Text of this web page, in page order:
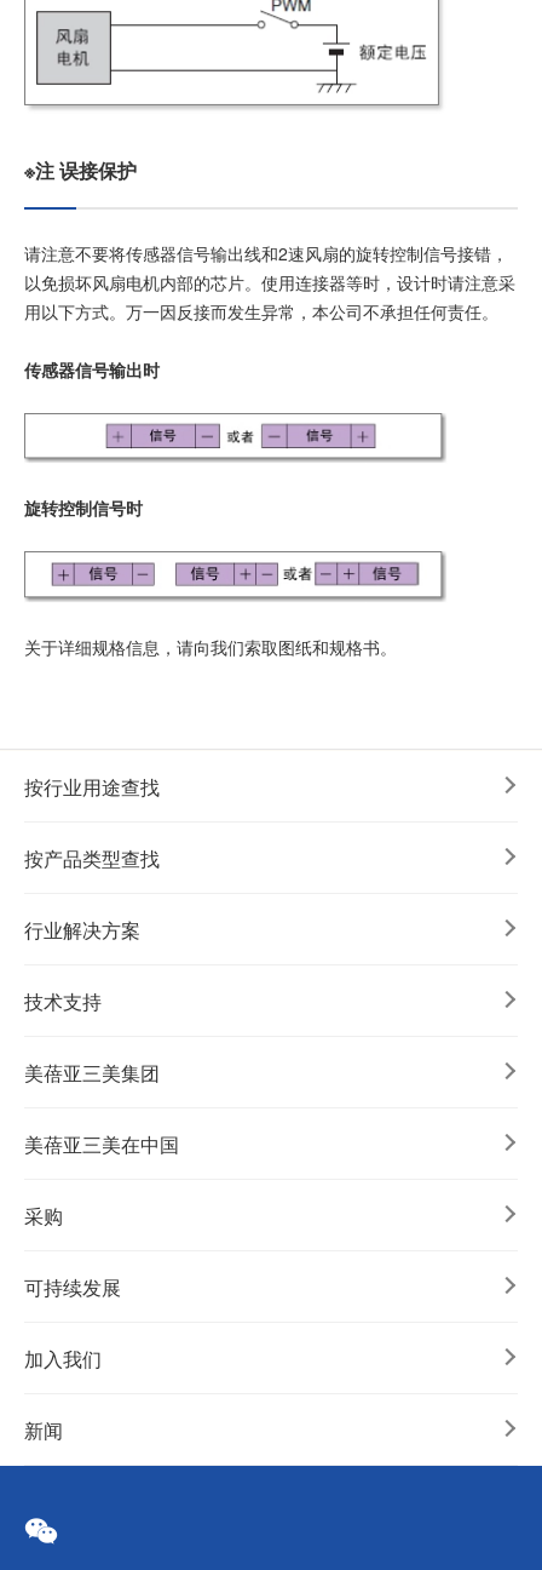
※注 误接保护
请注意不要将传感器信号输出线和2速风扇的旋转控制信号接错，
以免损坏风扇电机内部的芯片。使用连接器等时，设计时请注意采
用以下方式。万一因反接而发生异常，本公司不承担任何责任。
传感器信号输出时
旋转控制信号时
关于详细规格信息，请向我们索取图纸和规格书。
按行业用途查找
按产品类型查找
行业解决方案
技术支持
美蓓亚三美集团
美蓓亚三美在中国
采购
可持续发展
加入我们
新闻